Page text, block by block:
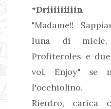
*Driiiiiiiiin
"Madame!!
luna di
Profiteroles e
voi, Enjoy" se
l'occhiolino.
Rientro, carica